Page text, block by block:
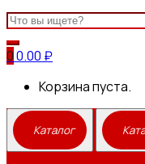
Search
for:
00.00 ₽
Корзина пуста.